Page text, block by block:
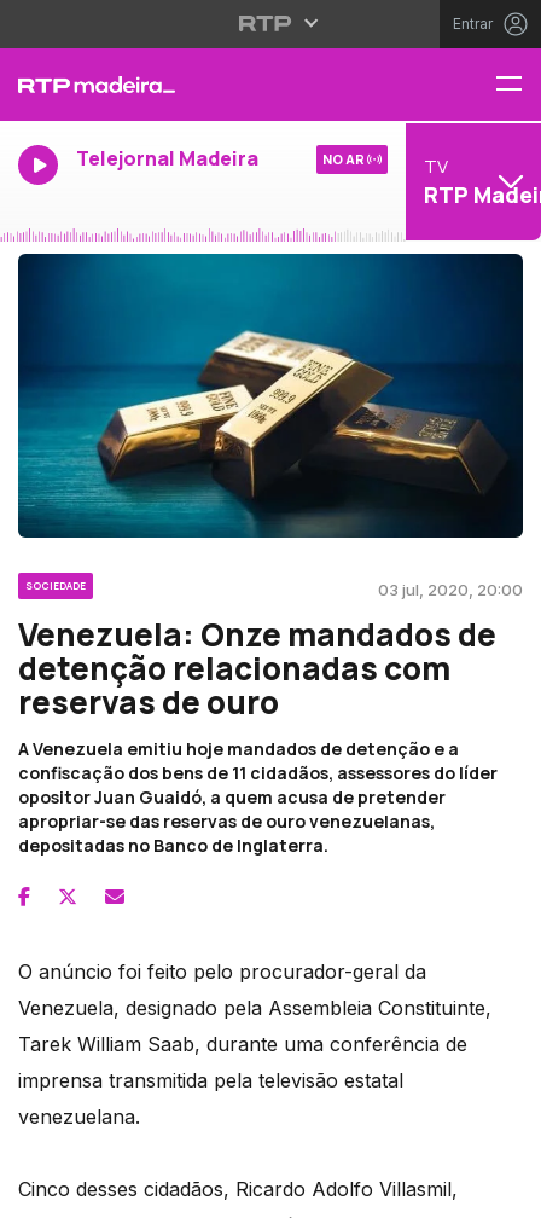
Entrar
Telejornal Madeira NO AR TV
RTP
SOCIEDADE 03 jul, 2020, 20:00
Venezuela: Onze mandados de
detenção relacionadas com
reservas de ouro
A Venezuela emitiu hoje mandados de detenção e a
confiscação dos bens de 11 cidadãos, assessores do líder
opositor Juan Guaidó, a quem acusa de pretender
apropriar-se das reservas de ouro venezuelanas,
depositadas no Banco de Inglaterra.
O anúncio foi feito pelo procurador-geral da
Venezuela, designado pela Assembleia Constituinte,
Tarek William Saab, durante uma conferência de
imprensa transmitida pela televisão estatal
venezuelana.
Cinco desses cidadãos, Ricardo Adolfo Villasmil,